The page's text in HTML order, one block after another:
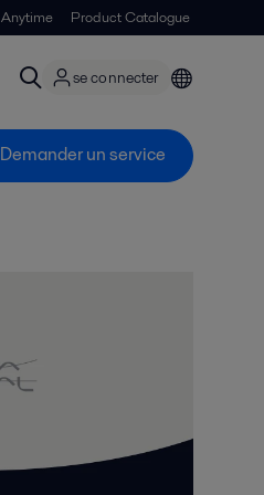
Anytime Product Catalogue
se connecter
Demander un service